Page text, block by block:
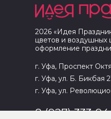
2026 «Идея
цветов и воздушных
оформление
г. Уфа, Проспект
г. Уфа, ул. Б. Бикбая
г. Уфа, ул.
8 (927) 333-